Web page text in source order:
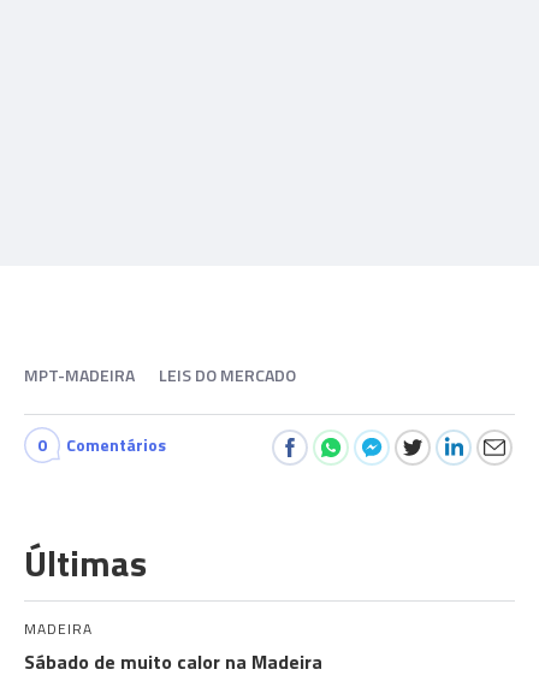
MPT-MADEIRA LEIS DO MERCADO
0 Comentários
Últimas
MADEIRA
Sábado de muito calor na Madeira